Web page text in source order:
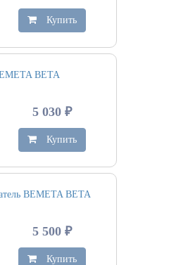
Купить
BETA
5 030 ₽
Купить
BEMETA BETA
5 500 ₽
Купить